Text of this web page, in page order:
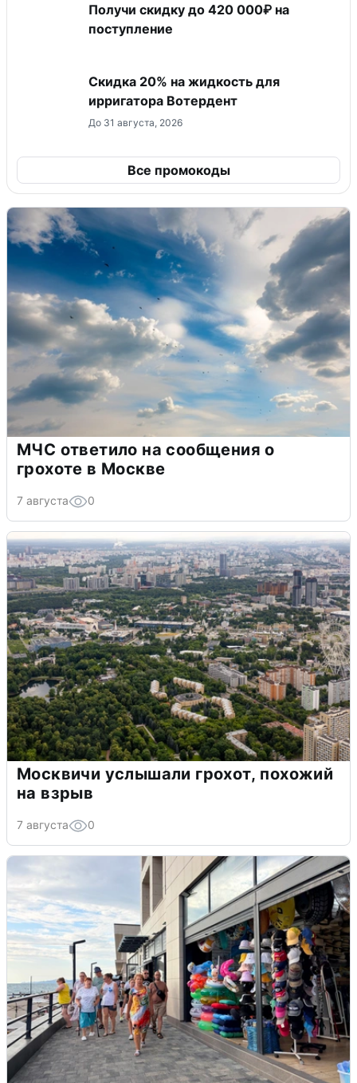
Получи скидку до 420 000₽ на
поступление
Скидка 20% на жидкость для
ирригатора Вотердент
До 31 августа, 2026
Все промокоды
МЧС ответило на сообщения о
грохоте в Москве
7 августа 0
Москвичи услышали грохот, похожий
на взрыв
7 августа 0